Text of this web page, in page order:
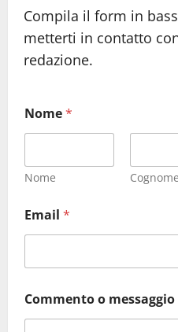
Compila il form in
metterti in contatto
redazione.
Nome*
Nome Cognome
m
a
l
m
e
s
Email *
Commento o messaggio